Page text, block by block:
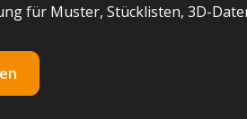
für Muster, Stücklisten, 3D-